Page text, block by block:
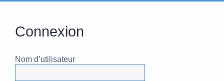
Connexion
Nom d’utilisateur